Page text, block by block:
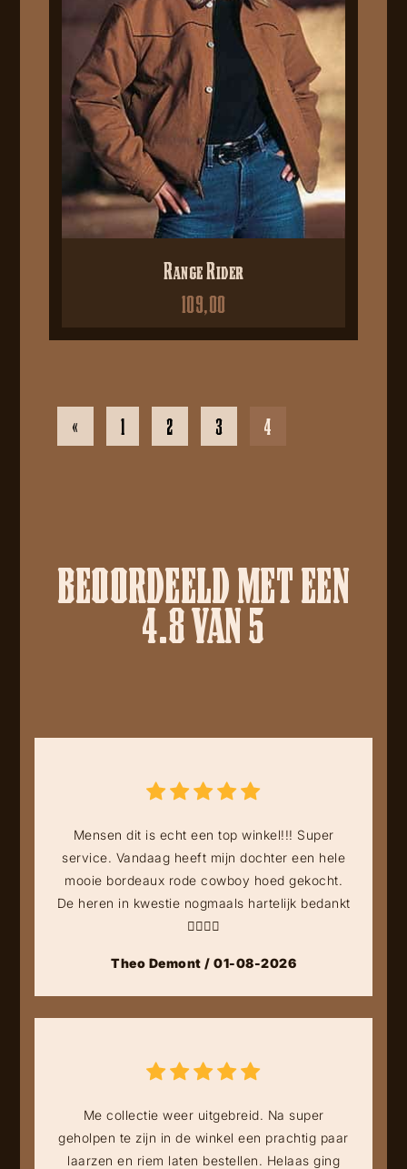
Range Rider
109,00
« 1 2 3 4
BEOORDEELD MET EEN
4.8 VAN 5
Mensen dit is echt een top winkel!!! Super
service. Vandaag heeft mijn dochter een hele
mooie bordeaux rode cowboy hoed gekocht.
De heren in kwestie nogmaals hartelijk bedankt
👍🏻👍🏻
Theo Demont / 01-08-2026
Me collectie weer uitgebreid. Na super
geholpen te zijn in de winkel een prachtig paar
laarzen en riem laten bestellen. Helaas ging